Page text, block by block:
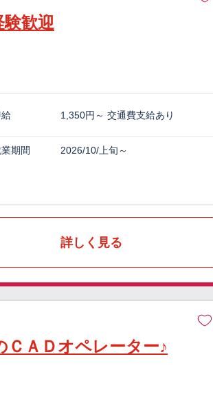
験歓迎
1,350円～ 交通費支給あり
期間 2026/10/上旬～
詳しく見る
ＣＡＤオペレーター♪